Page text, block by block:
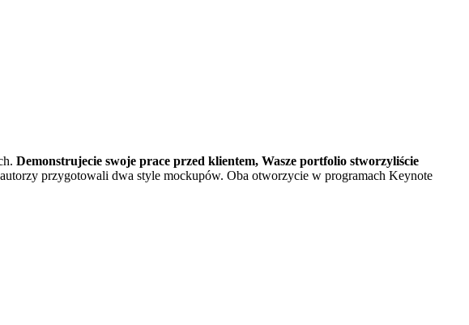
Demonstrujecie swoje prace przed klientem, Wasze portfolio stworzyliście
przygotowali dwa style mockupów. Oba otworzycie w programach Keynote